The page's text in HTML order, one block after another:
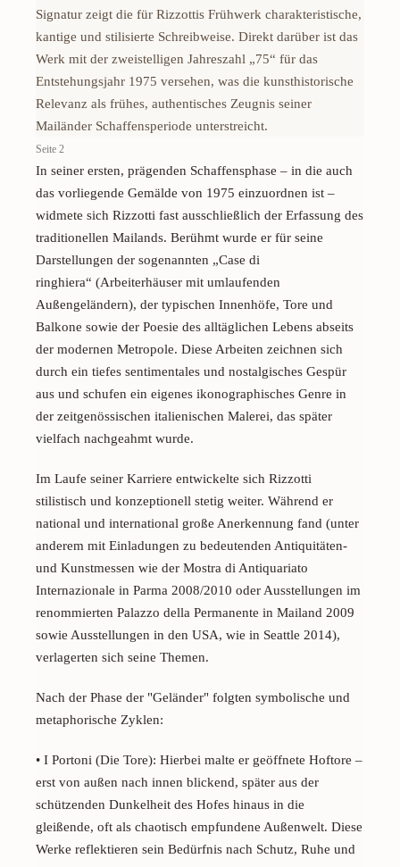
Signatur zeigt die für Rizzottis Frühwerk charakteristische,
kantige und stilisierte Schreibweise. Direkt darüber ist das
Werk mit der zweistelligen Jahreszahl „75“ für das
Entstehungsjahr 1975 versehen, was die kunsthistorische
Relevanz als frühes, authentisches Zeugnis seiner
Mailänder Schaffensperiode unterstreicht.
Seite 2
In seiner ersten, prägenden Schaffensphase – in die auch
das vorliegende Gemälde von 1975 einzuordnen ist –
widmete sich Rizzotti fast ausschließlich der Erfassung des
traditionellen Mailands. Berühmt wurde er für seine
Darstellungen der sogenannten „Case di
ringhiera“ (Arbeiterhäuser mit umlaufenden
Außengeländern), der typischen Innenhöfe, Tore und
Balkone sowie der Poesie des alltäglichen Lebens abseits
der modernen Metropole. Diese Arbeiten zeichnen sich
durch ein tiefes sentimentales und nostalgisches Gespür
aus und schufen ein eigenes ikonographisches Genre in
der zeitgenössischen italienischen Malerei, das später
vielfach nachgeahmt wurde.
Im Laufe seiner Karriere entwickelte sich Rizzotti
stilistisch und konzeptionell stetig weiter. Während er
national und international große Anerkennung fand (unter
anderem mit Einladungen zu bedeutenden Antiquitäten-
und Kunstmessen wie der Mostra di Antiquariato
Internazionale in Parma 2008/2010 oder Ausstellungen im
renommierten Palazzo della Permanente in Mailand 2009
sowie Ausstellungen in den USA, wie in Seattle 2014),
verlagerten sich seine Themen.
Nach der Phase der "Geländer" folgten symbolische und
metaphorische Zyklen:
• I Portoni (Die Tore): Hierbei malte er geöffnete Hoftore –
erst von außen nach innen blickend, später aus der
schützenden Dunkelheit des Hofes hinaus in die
gleißende, oft als chaotisch empfundene Außenwelt. Diese
Werke reflektieren sein Bedürfnis nach Schutz, Ruhe und